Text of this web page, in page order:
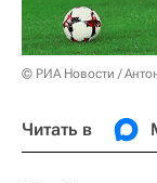
© РИА Новости /
Читать в